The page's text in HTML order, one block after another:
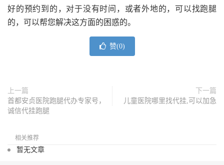
好的预约到的，对于没有时间，或者外地的，可以找跑腿
的，可以帮您解决这方面的困惑的。
赞(0)
上一篇
首都安贞医院跑腿代办专家号，
诚信代挂跑腿
下一篇
儿童医院哪里找代挂,可以加急
相关推荐
暂无文章